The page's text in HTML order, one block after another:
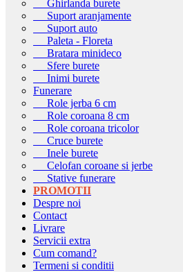
Ghirlanda burete
Suport aranjamente
Suport auto
Paleta - Floreta
Bratara minideco
Sfere burete
Inimi burete
Funerare
Role jerba 6 cm
Role coroana 8 cm
Role coroana tricolor
Cruce burete
Inele burete
Celofan coroane si jerbe
Stative funerare
PROMOTII
Despre noi
Contact
Livrare
Servicii extra
Cum comand?
Termeni si conditii